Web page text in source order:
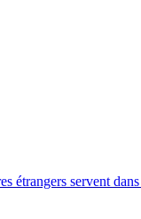
étrangers servent